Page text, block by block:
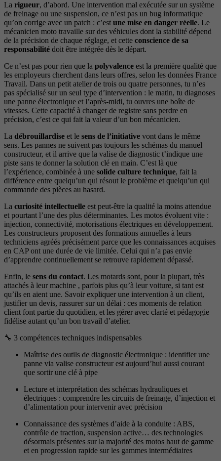
La rigueur, d’abord. Une intervention mal exécutée sur un système
de freinage ou une suspension, ce n’est pas un bug informatique
qu’on corrige avec un patch : c’est une mise en danger réelle. Le
mécanicien moto travaille sur des véhicules dont la stabilité dépend
de la précision de chaque réglage, et cette conscience de sa
responsabilité doit être intégrée dès le départ.
Ce n’est pas pour rien que la polyvalence est la première qualité que
les employeurs cherchent dans leurs offres, selon les données France
Travail. Dans un petit atelier de trois ou quatre personnes, tu n’es
pas spécialisé sur un seul type d’intervention : le matin, tu diagnoses
une panne électronique et l’après-midi, tu ouvres une boîte de
vitesses. Cette capacité à changer de registre sans perdre en
précision, c’est ce qui fait la valeur d’un bon mécanicien.
La débrouillardise et le sens de l’initiative vont dans le même
sens. Les pannes ne suivent pas toujours les schémas du manuel
constructeur, et il arrive que la valise de diagnostic t’indique une
piste sans te donner la solution clé en main. C’est là que
l’expérience, combinée à une solide culture technique, fait la
différence entre quelqu’un qui résout le problème et quelqu’un qui
commande des pièces au hasard.
La curiosité intellectuelle est peut-être la qualité la moins attendue
et pourtant l’une des plus déterminantes. Les motos évoluent vite :
injection, connectivité, motorisations électriques en développement.
Les constructeurs proposent des formations annuelles à leurs
techniciens agréés précisément parce que les connaissances acquises
en CAP ont une durée de vie limitée. Celui qui n’a pas envie
d’apprendre continuellement se retrouve rapidement dépassé.
Enfin, le sens du contact. Les motards sont, pour la plupart, très
attachés à leur machine , parfois plus qu’à leur voiture, si tant est
qu’ils en aient une. Savoir expliquer une intervention à un client,
justifier un devis, rassurer sur un délai : ces moments de relation
client font partie du quotidien, et les gérer avec clarté et pédagogie
fidélise autant qu’un bon travail d’atelier.
🔧 3 compétences techniques indispensables
Maîtrise des outils de diagnostic électronique : identifier une
panne via valise constructeur est aujourd’hui aussi courant
que sortir une clé à pipe
Lecture et interprétation des schémas hydrauliques et
électriques : comprendre les circuits de freinage, d’injection et
d’alimentation pour intervenir avec précision
Connaissance des systèmes d’aide à la conduite : ABS,
contrôle de traction, suspension active… des technologies
désormais présentes sur la majorité des motos haut de gamme
et en progression rapide sur les gammes intermédiaires